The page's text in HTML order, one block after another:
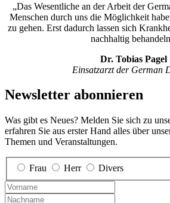
„Das Wesent­liche an der Arbeit der
Menschen durch uns die Möglich­keit
zu gehen. Erst da­durch lassen sich
nach­haltig
Dr. Tobias Pagel
Einsatzarzt der German
Newsletter abonnieren
Was gibt es Neues? Melden Sie sich zu
erfahren Sie aus erster Hand alles über
Themen und Veranstaltungen.
Frau Herr Divers